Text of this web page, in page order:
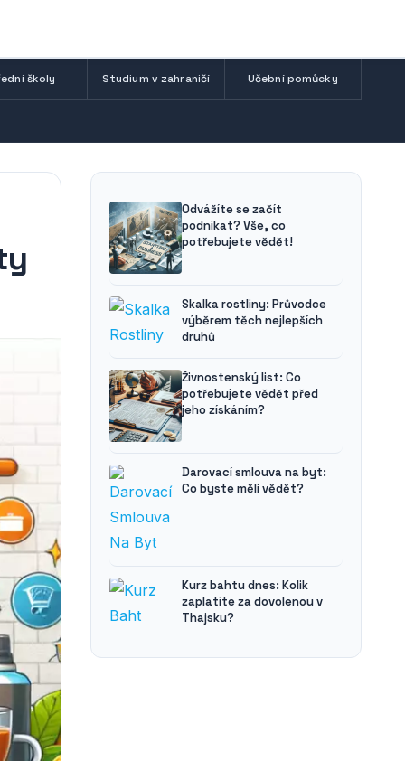
školy Studium v zahraničí Učební pomůcky
Odvážíte se začít
podnikat? Vše, co
potřebujete vědět!
Skalka rostliny: Průvodce
výběrem těch nejlepších
druhů
Živnostenský list: Co
potřebujete vědět před
jeho získáním?
Darovací smlouva na byt:
Co byste měli vědět?
Kurz bahtu dnes: Kolik
zaplatíte za dovolenou v
Thajsku?